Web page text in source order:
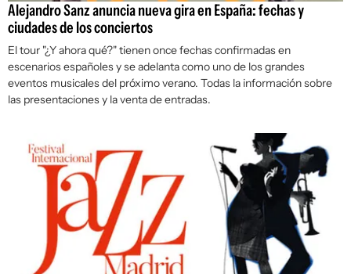
Alejandro Sanz anuncia nueva gira en España: fechas y
ciudades de los conciertos
El tour "¿Y ahora qué?" tienen once fechas confirmadas en
escenarios españoles y se adelanta como uno de los grandes
eventos musicales del próximo verano. Todas la información sobre
las presentaciones y la venta de entradas.